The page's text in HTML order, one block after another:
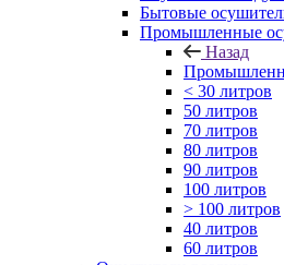
Бытовые
Промышленные
Назад
< 30 литров
50 литров
70 литров
80 литров
90 литров
100 литров
> 100 литров
40 литров
60 литров